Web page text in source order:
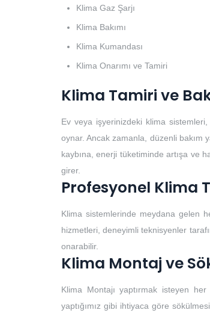
Klima Gaz Şarjı
Klima Bakımı
Klima Kumandası
Klima Onarımı ve Tamiri
Klima Tamiri ve
Ev veya işyerinizdeki klima
oynar. Ancak zamanla, düzenli bakım
kaybına, enerji tüketiminde artışa ve
girer.
Profesyonel Klima
Klima sistemlerinde meydana gelen
hizmetleri, deneyimli teknisyenler
onarabilir.
Klima Montaj ve
Klima Montajı yaptırmak isteyen
yaptığımız gibi ihtiyaca göre